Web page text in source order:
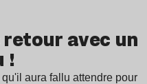
avec un
!
aura fallu attendre pour